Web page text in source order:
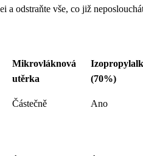
a odstraňte vše, co již
Mikrovláknová
utěrka
(70%)
Částečně Ano